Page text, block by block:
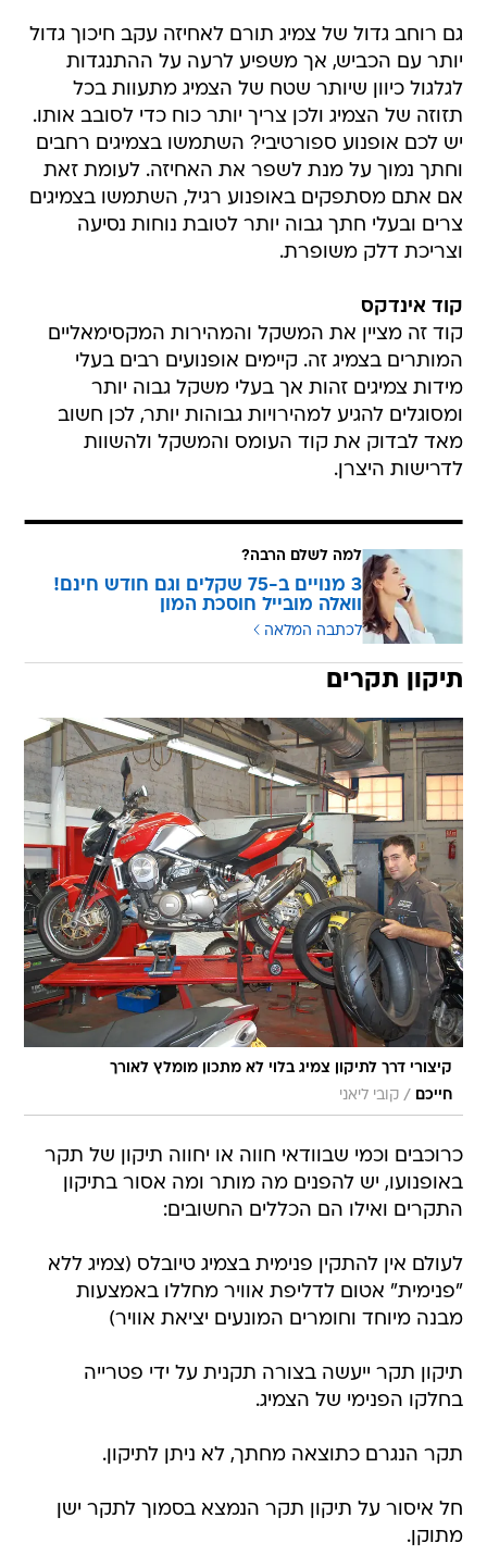
גם רוחב גדול של צמיג תורם לאחיזה עקב חיכוך גדול
יותר עם הכביש, אך משפיע לרעה על ההתנגדות
לגלגול כיוון שיותר שטח של הצמיג מתעוות בכל
תזוזה של הצמיג ולכן צריך יותר כוח כדי לסובב אותו.
יש לכם אופנוע ספורטיבי? השתמשו בצמיגים רחבים
וחתך נמוך על מנת לשפר את האחיזה. לעומת זאת
אם אתם מסתפקים באופנוע רגיל, השתמשו בצמיגים
צרים ובעלי חתך גבוה יותר לטובת נוחות נסיעה
וצריכת דלק משופרת.
קוד אינדקס
קוד זה מציין את המשקל והמהירות המקסימאליים
המותרים בצמיג זה. קיימים אופנועים רבים בעלי
מידות צמיגים זהות אך בעלי משקל גבוה יותר
ומסוגלים להגיע למהירויות גבוהות יותר, לכן חשוב
מאד לבדוק את קוד העומס והמשקל ולהשוות
לדרישות היצרן.
למה לשלם הרבה?
3 מנויים ב-75 שקלים וגם חודש חינם!
וואלה מובייל חוסכת המון
לכתבה המלאה
תיקון תקרים
קיצורי דרך לתיקון צמיג בלוי לא מתכון מומלץ לאורך
חייכם / קובי ליאני
כרוכבים וכמי שבוודאי חווה או יחווה תיקון של תקר
באופנועו, יש להפנים מה מותר ומה אסור בתיקון
התקרים ואילו הם הכללים החשובים:
לעולם אין להתקין פנימית בצמיג טיובלס (צמיג ללא
"פנימית" אטום לדליפת אוויר מחללו באמצעות
מבנה מיוחד וחומרים המונעים יציאת אוויר)
תיקון תקר ייעשה בצורה תקנית על ידי פטרייה
בחלקו הפנימי של הצמיג.
תקר הנגרם כתוצאה מחתך, לא ניתן לתיקון.
חל איסור על תיקון תקר הנמצא בסמוך לתקר ישן
מתוקן.